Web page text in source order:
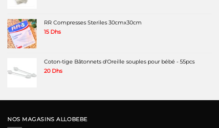
RR Compresses Steriles 30cmx30cm
15 Dhs
Coton-tige Bâtonnets d'Oreille souples pour bébé - 55pcs
20 Dhs
NOS MAGASINS ALLOBEBE